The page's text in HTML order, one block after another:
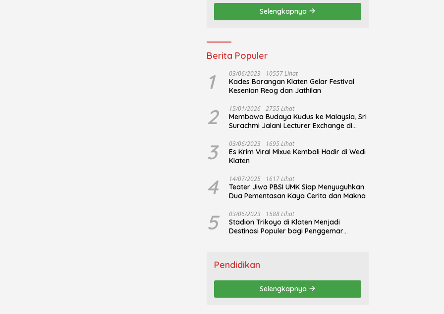
Berlangsung
Gelar Festival Tari
Lajur Caping Kalo
Selengkapnya
Berita Populer
1 03/06/2023 10557 Lihat
Kades Borangan Klaten Gelar Festival
Kesenian Reog dan Jathilan
2 15/01/2026 2755 Lihat
Membawa Budaya Kudus ke Malaysia, Sri
Surachmi Jalani Lecturer Exchange di
3 03/06/2023 1695 Lihat
Es Krim Viral Mixue Kembali Hadir di Wedi
Klaten
4 14/07/2025 1617 Lihat
Teater Jiwa PBSI UMK Siap Menyuguhkan
Dua Pementasan Kaya Cerita dan Makna
5 03/06/2023 1588 Lihat
Stadion Trikoyo di Klaten Menjadi
Destinasi Populer bagi Penggemar
Pendidikan
Selengkapnya